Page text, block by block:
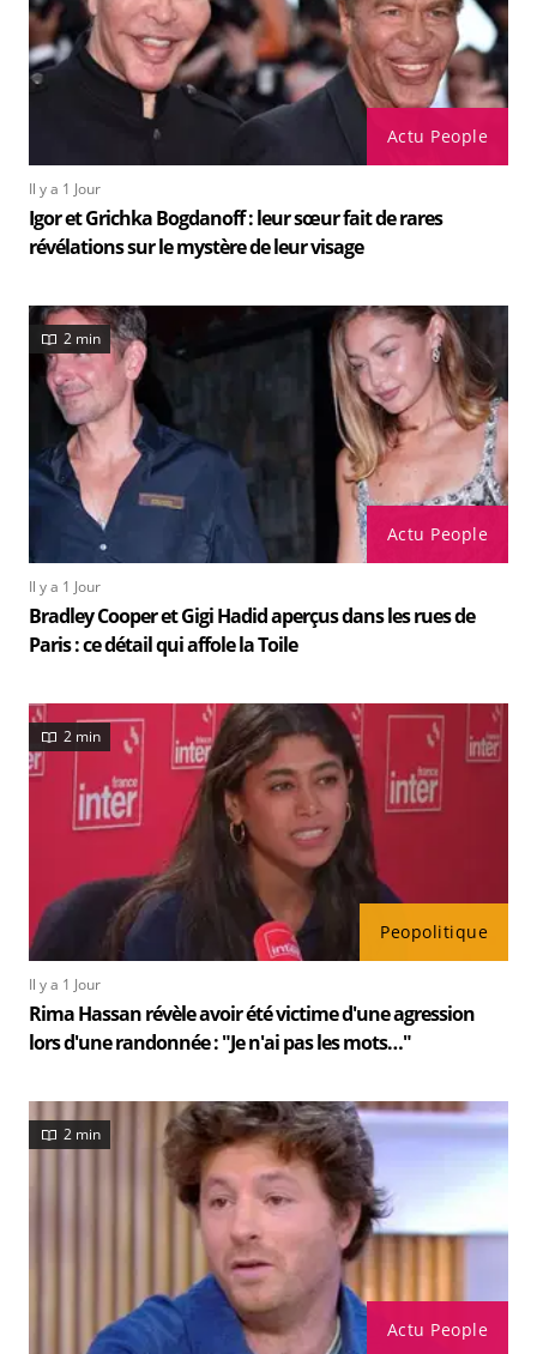
Actu People
Il y a 1 Jour
Igor et Grichka Bogdanoff : leur sœur fait de rares
révélations sur le mystère de leur visage
Actu People
2 min
Il y a 1 Jour
Bradley Cooper et Gigi Hadid aperçus dans les rues de
Paris : ce détail qui affole la Toile
Peopolitique
2 min
Il y a 1 Jour
Rima Hassan révèle avoir été victime d'une agression
lors d'une randonnée : "Je n'ai pas les mots…"
Actu People
2 min